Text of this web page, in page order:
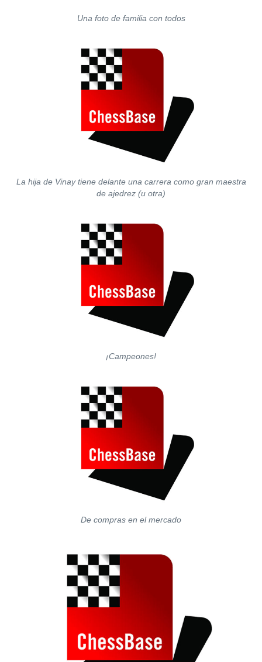
Una foto de familia con todos
La hija de Vinay tiene delante una carrera como gran maestra
de ajedrez (u otra)
¡Campeones!
De compras en el mercado